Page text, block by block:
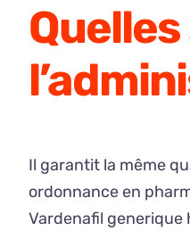
Il garantit la même
ordonnance en
Vardenafil generique